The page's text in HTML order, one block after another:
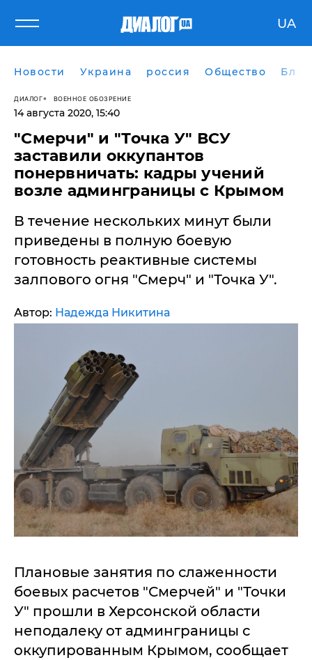
UA
Новости Украина россия Общество
ДИАЛОГ ВОЕННОЕ ОБОЗРЕНИЕ
14 августа 2020, 15:40
"Смерчи" и "Точка У" ВСУ
заставили оккупантов
понервничать: кадры учений
возле админграницы с Крымом
В течение нескольких минут были
приведены в полную боевую
готовность реактивные системы
залпового огня "Смерч" и "Точка У".
Автор: Надежда Никитина
Плановые занятия по слаженности
боевых расчетов "Смерчей" и "Точки
У" прошли в Херсонской области
неподалеку от админграницы с
оккупированным Крымом, сообщает